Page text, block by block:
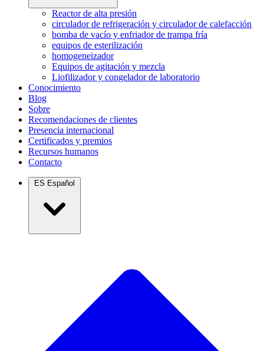
Reactor de alta presión
circulador de refrigeración y circulador de calefacción
bomba de vacío y enfriador de trampa fría
equipos de esterilización
homogeneizador
Equipos de agitación y mezcla
Liofilizador y congelador de laboratorio
Conocimiento
Blog
Sobre
Recomendaciones de clientes
Presencia internacional
Certificados y premios
Recursos humanos
Contacto
ES Español